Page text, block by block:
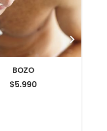
BOZO
$5.990